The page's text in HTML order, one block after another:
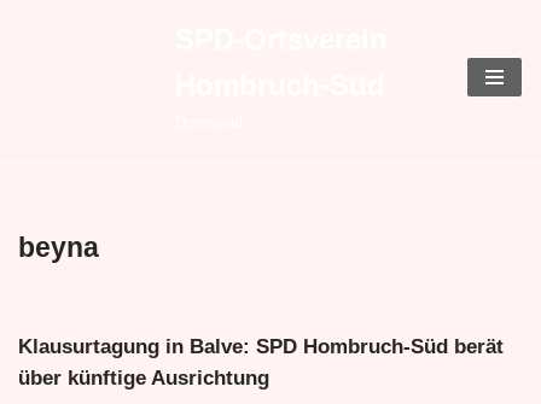
beyna
Klausurtagung in Balve: SPD Hombruch-Süd berät
über künftige Ausrichtung